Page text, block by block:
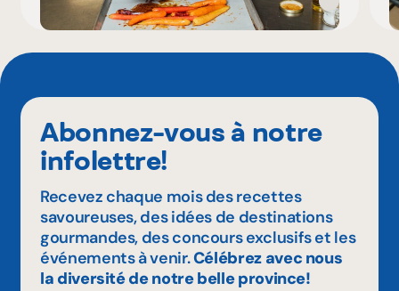
Abonnez-vous à notre
infolettre!
Recevez chaque mois des recettes
savoureuses, des idées de destinations
gourmandes, des concours exclusifs et les
événements à venir.Célébrez avec nous
la diversité de notre belle province!